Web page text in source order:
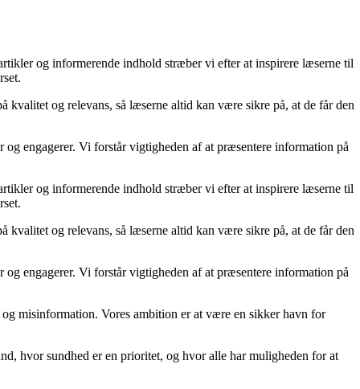
og informerende indhold stræber vi efter at inspirere læserne til
og relevans, så læserne altid kan være sikre på, at de får den
engagerer. Vi forstår vigtigheden af at præsentere information på
og informerende indhold stræber vi efter at inspirere læserne til
og relevans, så læserne altid kan være sikre på, at de får den
engagerer. Vi forstår vigtigheden af at præsentere information på
misinformation. Vores ambition er at være en sikker havn for
hvor sundhed er en prioritet, og hvor alle har muligheden for at